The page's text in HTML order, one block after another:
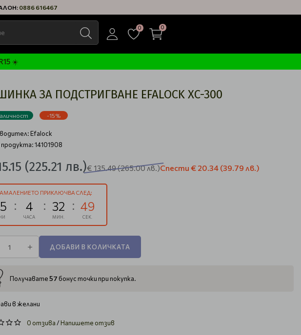
0886 616467
0 0
☀️
ЗА ПОДСТРИГВАНЕ EFALOCK XC-300
-15%
Efalock
продукта: 14101908
(225.21 лв.)€ 135.49(265.00 лв.)Спести € 20.34 (39.79 лв.)
ПРИКЛЮЧВА СЛЕД:
4
ЧАСА
32
МИН.
48
СЕК.
ДОБАВИ В КОЛИЧКАТА
Получавате57 бонус точки при покупка.
в желани
0 отзива/Напишете отзив